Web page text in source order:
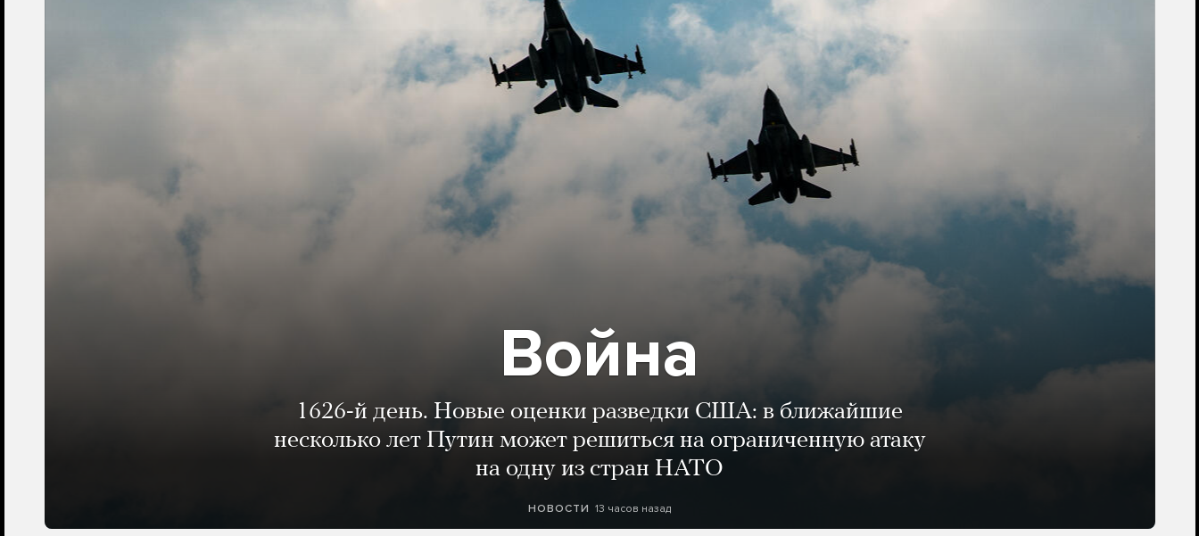
Война
1626-й день. Новые оценки разведки США: в ближайшие
несколько лет Путин может решиться на ограниченную атаку
на одну из стран НАТО
НОВОСТИ 13 часов назад